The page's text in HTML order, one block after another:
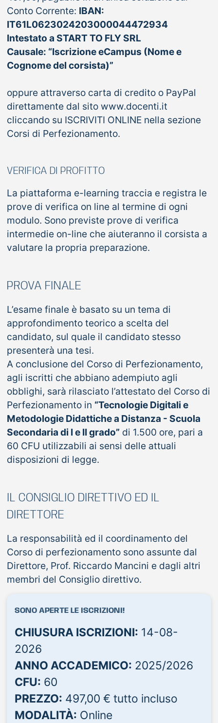
Conto Corrente: IBAN:
IT61L0623024203000044472934
Intestato a START TO FLY SRL
Causale: “Iscrizione eCampus (Nome e
Cognome del corsista)”
oppure attraverso carta di credito o PayPal
direttamente dal sito www.docenti.it
cliccando su ISCRIVITI ONLINE nella sezione
Corsi di Perfezionamento.
VERIFICA DI PROFITTO
La piattaforma e-learning traccia e registra le
prove di verifica on line al termine di ogni
modulo. Sono previste prove di verifica
intermedie on-line che aiuteranno il corsista a
valutare la propria preparazione.
PROVA FINALE
L’esame finale è basato su un tema di
approfondimento teorico a scelta del
candidato, sul quale il candidato stesso
presenterà una tesi.
A conclusione del Corso di Perfezionamento,
agli iscritti che abbiano adempiuto agli
obblighi, sarà rilasciato l’attestato del Corso di
Perfezionamento in “Tecnologie Digitali e
Metodologie Didattiche a Distanza - Scuola
Secondaria di I e II grado” di 1.500 ore, pari a
60 CFU utilizzabili ai sensi delle attuali
disposizioni di legge.
IL CONSIGLIO DIRETTIVO ED IL
DIRETTORE
La responsabilità ed il coordinamento del
Corso di perfezionamento sono assunte dal
Direttore, Prof. Riccardo Mancini e dagli altri
membri del Consiglio direttivo.
SONO APERTE LE ISCRIZIONI!
CHIUSURA ISCRIZIONI: 14-08-
2026
ANNO ACCADEMICO: 2025/2026
CFU: 60
PREZZO: 497,00 € tutto incluso
MODALITÀ: Online